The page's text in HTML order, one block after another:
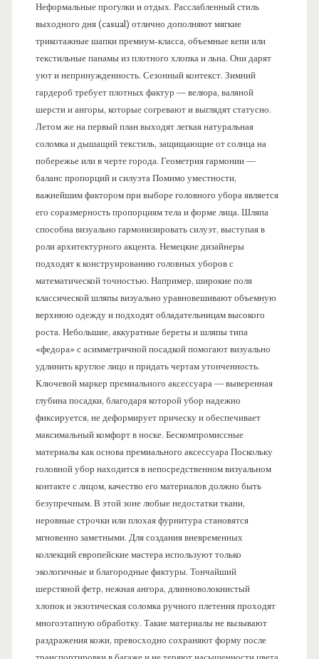
Неформальные прогулки и отдых. Расслабленный стиль
выходного дня (casual) отлично дополняют мягкие
трикотажные шапки премиум-класса, объемные кепи или
текстильные панамы из плотного хлопка и льна. Они дарят
уют и непринужденность. Сезонный контекст. Зимний
гардероб требует плотных фактур — велюра, валяной
шерсти и ангоры, которые согревают и выглядят статусно.
Летом же на первый план выходят легкая натуральная
соломка и дышащий текстиль, защищающие от солнца на
побережье или в черте города. Геометрия гармонии —
баланс пропорций и силуэта Помимо уместности,
важнейшим фактором при выборе головного убора является
его соразмерность пропорциям тела и форме лица. Шляпа
способна визуально гармонизировать силуэт, выступая в
роли архитектурного акцента. Немецкие дизайнеры
подходят к конструированию головных уборов с
математической точностью. Например, широкие поля
классической шляпы визуально уравновешивают объемную
верхнюю одежду и подходят обладательницам высокого
роста. Небольшие, аккуратные береты и шляпы типа
«федора» с асимметричной посадкой помогают визуально
удлинить круглое лицо и придать чертам утонченность.
Ключевой маркер премиального аксессуара — выверенная
глубина посадки, благодаря которой убор надежно
фиксируется, не деформирует прическу и обеспечивает
максимальный комфорт в носке. Бескомпромиссные
материалы как основа премиального аксессуара Поскольку
головной убор находится в непосредственном визуальном
контакте с лицом, качество его материалов должно быть
безупречным. В этой зоне любые недостатки ткани,
неровные строчки или плохая фурнитура становятся
мгновенно заметными. Для создания вневременных
коллекций европейские мастера используют только
экологичные и благородные фактуры. Тончайший
шерстяной фетр, нежная ангора, длинноволокнистый
хлопок и экзотическая соломка ручного плетения проходят
многоэтапную обработку. Такие материалы не вызывают
раздражения кожи, превосходно сохраняют форму после